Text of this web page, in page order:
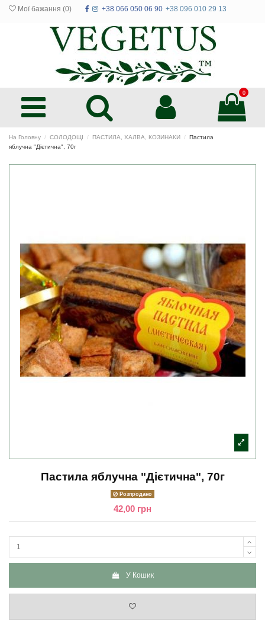
Мої бажання (0) +38 066 050 06 90 +38 096 010 29 13
0
На Головну СОЛОДОЩІ ПАСТИЛА, ХАЛВА, КОЗИНАКИ
Пастила
яблучна "Дієтична", 70г
Пастила яблучна "Дієтична", 70г
Розпродано
42,00 грн
У Кошик